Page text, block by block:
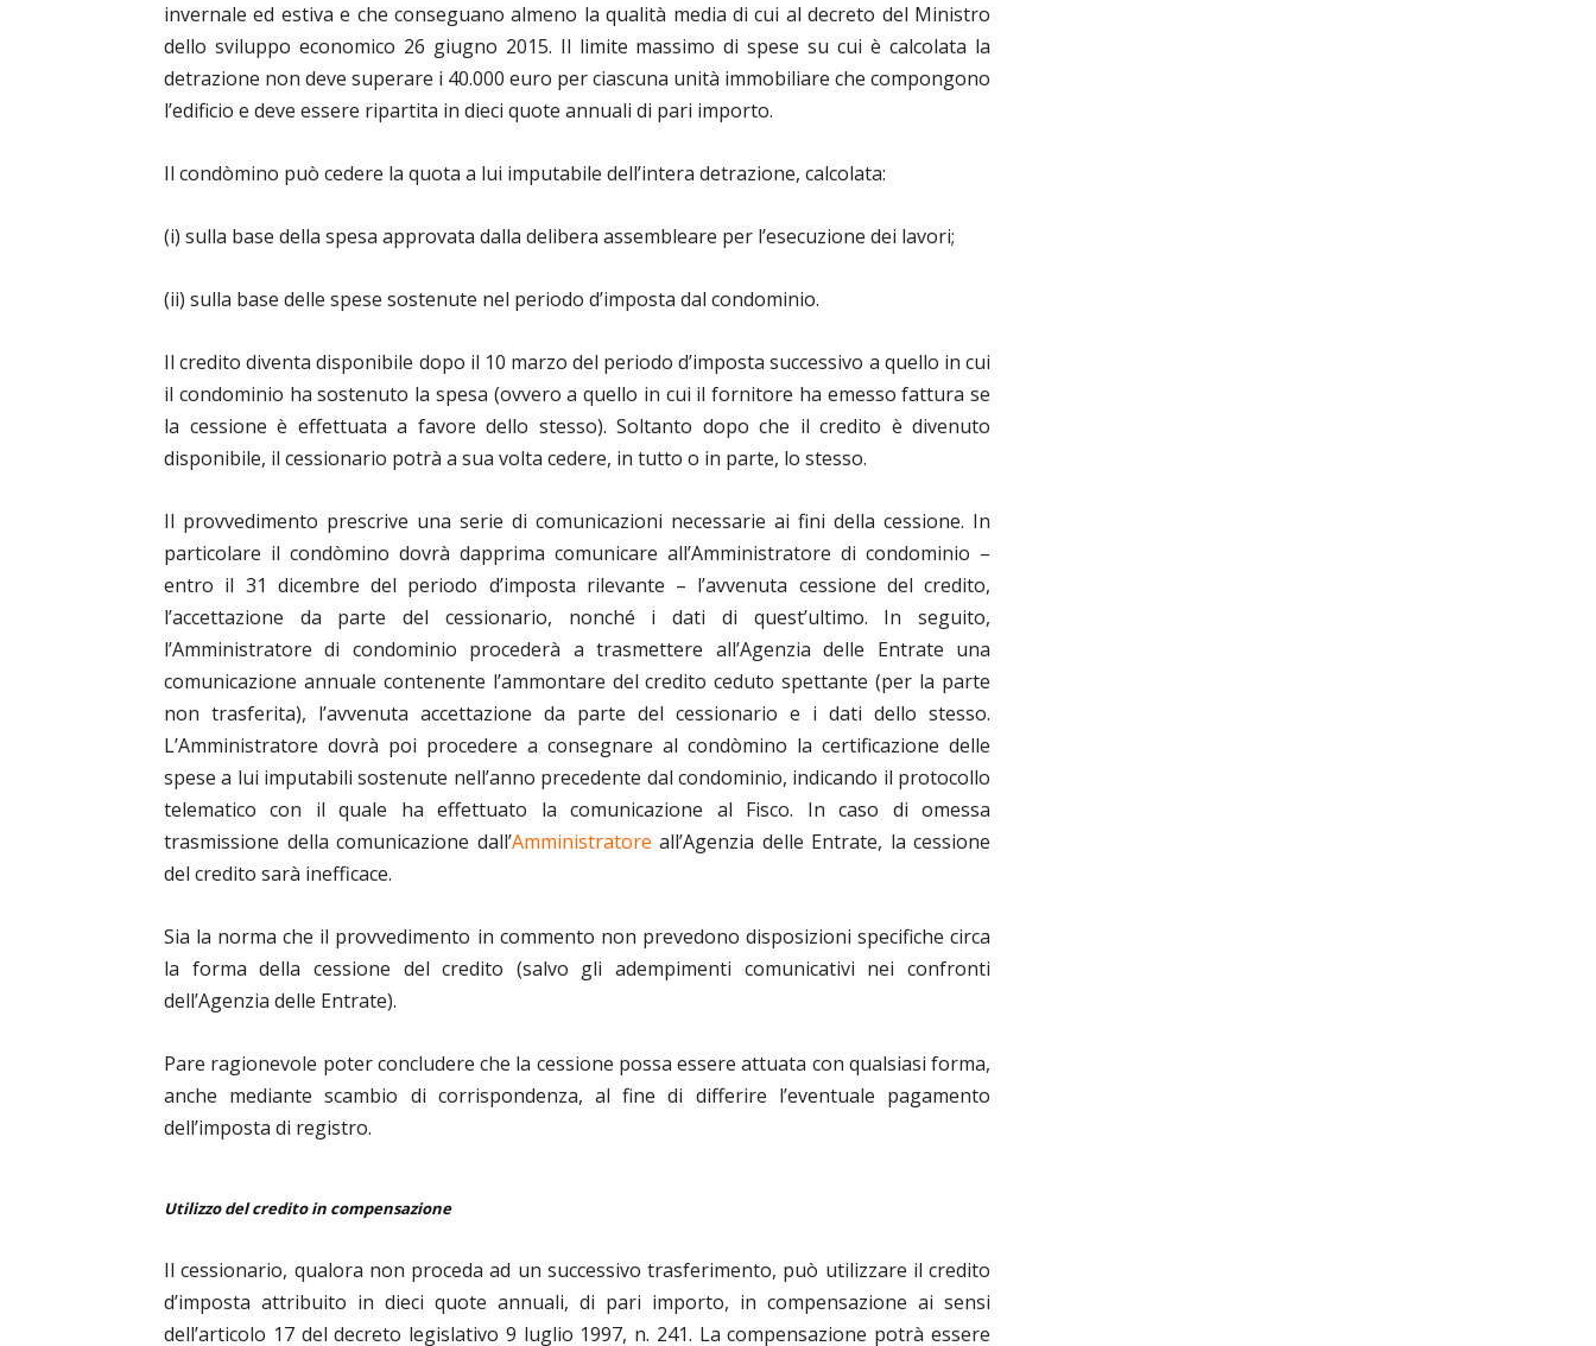
invernale ed estiva e che conseguano almeno la qualità media di cui al decreto del Ministro
dello sviluppo economico 26 giugno 2015. Il limite massimo di spese su cui è calcolata la
detrazione non deve superare i 40.000 euro per ciascuna unità immobiliare che compongono
l’edificio e deve essere ripartita in dieci quote annuali di pari importo.
Il condòmino può cedere la quota a lui imputabile dell’intera detrazione, calcolata:
(i) sulla base della spesa approvata dalla delibera assembleare per l’esecuzione dei lavori;
(ii) sulla base delle spese sostenute nel periodo d’imposta dal condominio.
Il credito diventa disponibile dopo il 10 marzo del periodo d’imposta successivo a quello in cui
il condominio ha sostenuto la spesa (ovvero a quello in cui il fornitore ha emesso fattura se
la cessione è effettuata a favore dello stesso). Soltanto dopo che il credito è divenuto
disponibile, il cessionario potrà a sua volta cedere, in tutto o in parte, lo stesso.
Il provvedimento prescrive una serie di comunicazioni necessarie ai fini della cessione. In
particolare il condòmino dovrà dapprima comunicare all’Amministratore di condominio –
entro il 31 dicembre del periodo d’imposta rilevante – l’avvenuta cessione del credito,
l’accettazione da parte del cessionario, nonché i dati di quest’ultimo. In seguito,
l’Amministratore di condominio procederà a trasmettere all’Agenzia delle Entrate una
comunicazione annuale contenente l’ammontare del credito ceduto spettante (per la parte
non trasferita), l’avvenuta accettazione da parte del cessionario e i dati dello stesso.
L’Amministratore dovrà poi procedere a consegnare al condòmino la certificazione delle
spese a lui imputabili sostenute nell’anno precedente dal condominio, indicando il protocollo
telematico con il quale ha effettuato la comunicazione al Fisco. In caso di omessa
trasmissione della comunicazione dall’Amministratore all’Agenzia delle Entrate, la cessione
del credito sarà inefficace.
Sia la norma che il provvedimento in commento non prevedono disposizioni specifiche circa
la forma della cessione del credito (salvo gli adempimenti comunicativi nei confronti
dell’Agenzia delle Entrate).
Pare ragionevole poter concludere che la cessione possa essere attuata con qualsiasi forma,
anche mediante scambio di corrispondenza, al fine di differire l’eventuale pagamento
dell’imposta di registro.
Utilizzo del credito in compensazione
Il cessionario, qualora non proceda ad un successivo trasferimento, può utilizzare il credito
d’imposta attribuito in dieci quote annuali, di pari importo, in compensazione ai sensi
dell’articolo 17 del decreto legislativo 9 luglio 1997, n. 241. La compensazione potrà essere